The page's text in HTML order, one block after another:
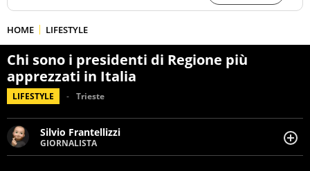
HOME LIFESTYLE
Chi sono i presidenti di Regione più
apprezzati in Italia
LIFESTYLE Trieste
Silvio Frantellizzi
GIORNALISTA
Giornalista pubblicista. Da oltre dieci anni si occupa di